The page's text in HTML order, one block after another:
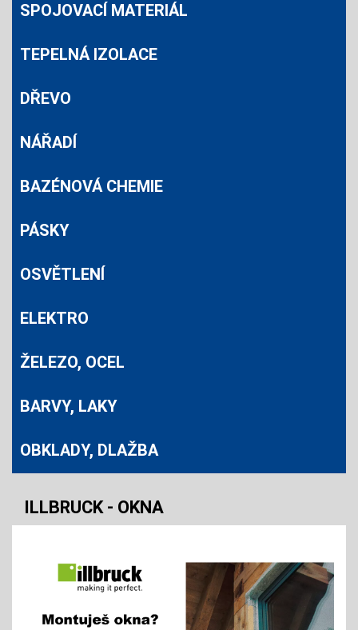
SPOJOVACÍ MATERIÁL
TEPELNÁ IZOLACE
DŘEVO
NÁŘADÍ
BAZÉNOVÁ CHEMIE
PÁSKY
OSVĚTLENÍ
ELEKTRO
ŽELEZO, OCEL
BARVY, LAKY
OBKLADY, DLAŽBA
ILLBRUCK - OKNA